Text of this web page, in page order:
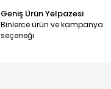
Geniş Ürün Yelpazesi
Binlerce ürün ve kampanya
seçeneği